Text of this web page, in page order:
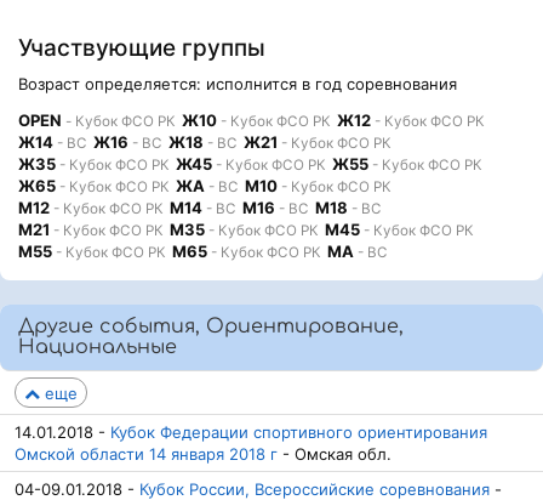
Участвующие группы
Возраст определяется: исполнится в год соревнования
OPEN - Кубок ФСО РК Ж10 - Кубок ФСО РК Ж12 - Кубок ФСО РК
Ж14 - ВС Ж16 - ВС Ж18 - ВС Ж21 - Кубок ФСО РК
Ж35 - Кубок ФСО РК Ж45 - Кубок ФСО РК Ж55 - Кубок ФСО РК
Ж65 - Кубок ФСО РК ЖА - ВС М10 - Кубок ФСО РК
М12 - Кубок ФСО РК М14 - ВС М16 - ВС М18 - ВС
М21 - Кубок ФСО РК М35 - Кубок ФСО РК М45 - Кубок ФСО РК
М55 - Кубок ФСО РК М65 - Кубок ФСО РК МА - ВС
Другие события, Ориентирование,
Национальные
еще
14.01.2018 - Кубок Федерации спортивного ориентирования
Омской области 14 января 2018 г - Омская обл.
04-09.01.2018 - Кубок России, Всероссийские соревнования -